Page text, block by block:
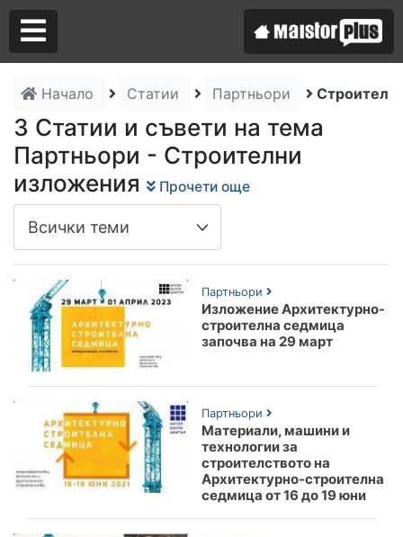
Начало Статии Партньори
3 Статии и съвети на тема
Партньори - Строителни
изложения
Прочети още
Партньори
Изложение Архитектурно-
строителна седмица
започва на 29 март
Партньори
Материали, машини и
технологии за
строителството на
Архитектурно-строителна
седмица от 16 до 19 юни
Аз съм майстор
Търся майстор